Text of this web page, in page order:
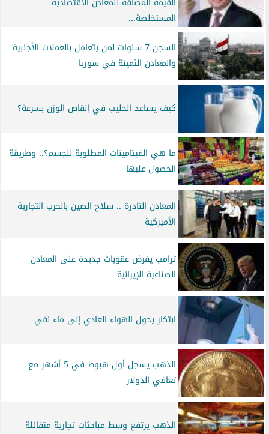
المستخلصة...
السجن 7 سنوات لمن يتعامل بالعملات الأجنبية
والمعادن الثمينة في سوريا
كيف يساعد الحليب في إنقاص الوزن بسرعة؟
ما هي الفيتامينات المطلوبة للجسم؟.. وطريقة
الحصول عليها
المعادن النادرة .. سلاح الصين بالحرب التجارية
الأميركية
ترامب يفرض عقوبات جديدة على المعادن
الصناعية الإيرانية
ابتكار يحول الهواء العادي إلى ماء نقي
الذهب يسجل أول هبوط في 5 أشهر مع
تعافي الدولار
الذهب يرتفع وسط مباحثات تجارية متفائلة